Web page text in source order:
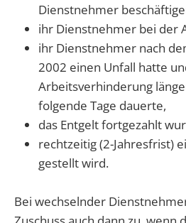
Dienstnehmer
ihr Dienstnehmer bei der
ihr Dienstnehmer nach
2002 einen Unfall hatte
Arbeitsverhinderung
folgende Tage dauerte,
das Entgelt fortgezahlt
rechtzeitig (2-Jahresfrist)
gestellt wird.
Bei wechselnder